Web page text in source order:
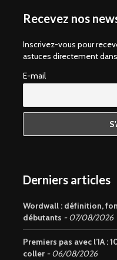
Recevez nos
Inscrivez-vous pour
astuces directement
E-mail
Derniers articles
Wordwall : définition,
débutants
07/08/2026
Premiers pas avec l’IA :
coller
06/08/2026